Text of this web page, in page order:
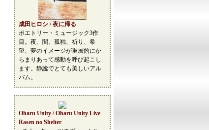
成田ヒロシ / 夜に帰る
ポエトリー・ミュージック3作
目。夜、闇、孤独、祈り、希
望、夢のイメージが重層的にか
らまりあって感動を呼び起こし
ます。静謐でとても美しいアル
バム。
Oharu Unity / Oharu Unity Live
Rasen no Shelter